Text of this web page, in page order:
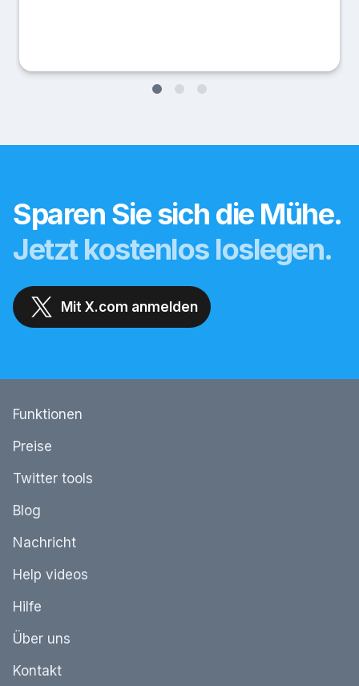
Sparen Sie sich die Mühe.
Jetzt kostenlos loslegen.
Mit X.com anmelden
Funktionen
Preise
Twitter tools
Blog
Nachricht
Help videos
Hilfe
Über uns
Kontakt